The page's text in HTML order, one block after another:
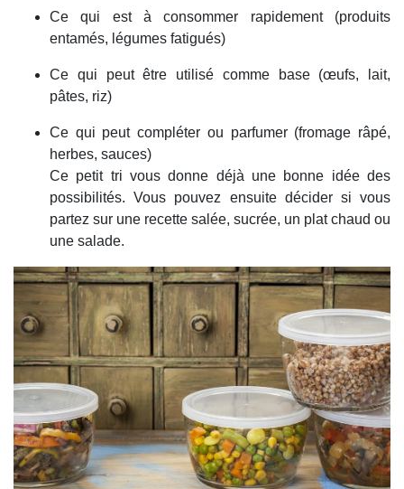
Ce qui est à consommer rapidement (produits
entamés, légumes fatigués)
Ce qui peut être utilisé comme base (œufs, lait,
pâtes, riz)
Ce qui peut compléter ou parfumer (fromage râpé,
herbes, sauces)
Ce petit tri vous donne déjà une bonne idée des
possibilités. Vous pouvez ensuite décider si vous
partez sur une recette salée, sucrée, un plat chaud ou
une salade.